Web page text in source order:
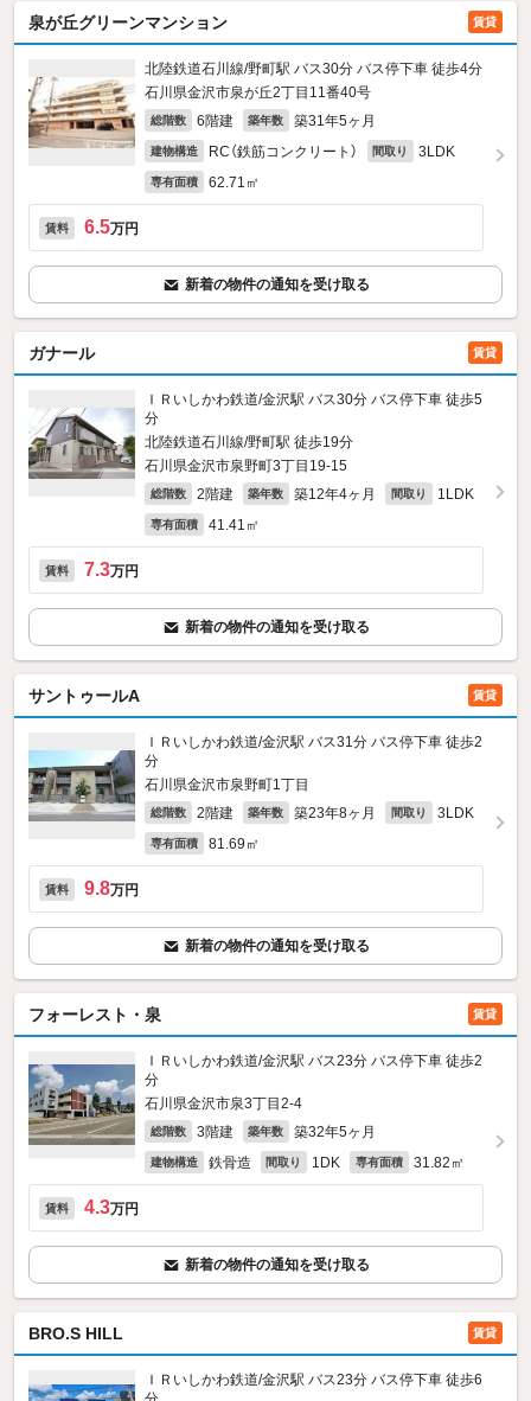
泉が丘グリーンマンション 賃貸
北陸鉄道石川線/野町駅 バス30分 バス停下車 徒歩4分
石川県金沢市泉が丘2丁目11番40号
総階数 6階建 築年数 築31年5ヶ月
建物構造 RC（鉄筋コンクリート） 間取り 3LDK
専有面積 62.71㎡
賃料 6.5万円
新着の物件の通知を受け取る
ガナール 賃貸
ＩＲいしかわ鉄道/金沢駅 バス30分 バス停下車 徒歩5
分
北陸鉄道石川線/野町駅 徒歩19分
石川県金沢市泉野町3丁目19-15
総階数 2階建 築年数 築12年4ヶ月 間取り 1LDK
専有面積 41.41㎡
賃料 7.3万円
新着の物件の通知を受け取る
サントゥールA 賃貸
ＩＲいしかわ鉄道/金沢駅 バス31分 バス停下車 徒歩2
分
石川県金沢市泉野町1丁目
総階数 2階建 築年数 築23年8ヶ月 間取り 3LDK
専有面積 81.69㎡
賃料 9.8万円
新着の物件の通知を受け取る
フォーレスト・泉 賃貸
ＩＲいしかわ鉄道/金沢駅 バス23分 バス停下車 徒歩2
分
石川県金沢市泉3丁目2-4
総階数 3階建 築年数 築32年5ヶ月
建物構造 鉄骨造 間取り 1DK 専有面積 31.82㎡
賃料 4.3万円
新着の物件の通知を受け取る
BRO.S HILL 賃貸
ＩＲいしかわ鉄道/金沢駅 バス23分 バス停下車 徒歩6